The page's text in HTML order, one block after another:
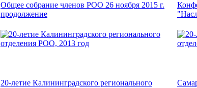
Общее собрание членов РОО 26 ноября 2015 г.
продолжение
20-летие Калининградского регионального